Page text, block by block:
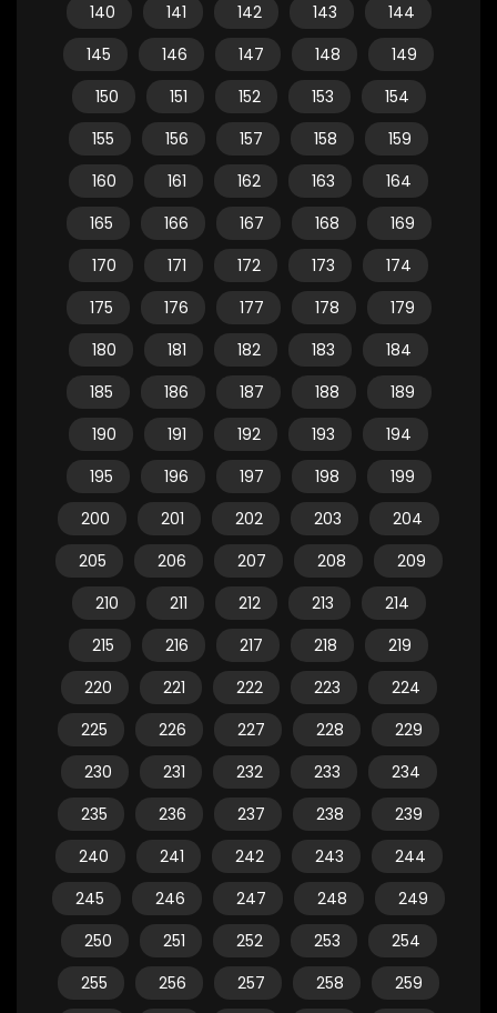
140
141 142 143
144
145
146 147 148
149
150
151 152 153
154
155
156 157 158
159
160
161 162 163
164
165
166 167 168
169
170
171 172 173
174
175
176 177 178
179
180
181 182 183
184
185
186 187 188
189
190
191 192 193
194
195
196 197 198
199
200
201 202 203
204
205
206 207 208
209
210
211 212 213
214
215
216 217 218
219
220
221 222 223
224
225
226 227 228
229
230
231 232 233
234
235
236 237 238
239
240
241 242 243
244
245
246 247 248
249
250
251 252 253
254
255
256 257 258
259